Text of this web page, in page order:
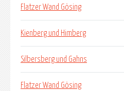
Flatzer Wand Gösing
Kienberg und Himberg
Silbersberg und Gahns
Flatzer Wand Gösing